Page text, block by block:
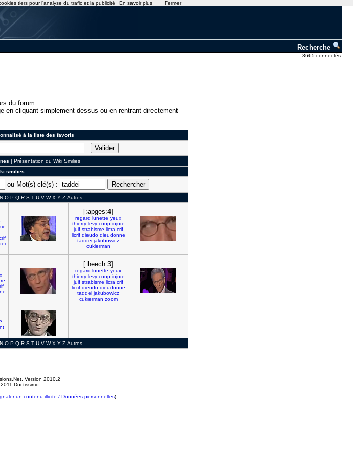
Recherche
3665 connectés
du forum.
en cliquant simplement dessus ou en rentrant directement
à la liste des favoris
| Présentation du Wiki Smilies
smilies
ou Mot(s) clé(s) :
N O P Q R S T U V W X Y Z Autres
[:apges:4]
regard lunette yeux
thierry levy coup injure
juif strabisme licra crif
licrif dieudo dieudonne
taddei jakubowicz
cukierman
[:heech:3]
regard lunette yeux
thierry levy coup injure
juif strabisme licra crif
licrif dieudo dieudonne
taddei jakubowicz
cukierman zoom
N O P Q R S T U V W X Y Z Autres
, Version 2010.2
Doctissimo
un contenu illicite / Données personnelles)
tiers pour l'analyse du trafic et la publicité En savoir plus Fermer